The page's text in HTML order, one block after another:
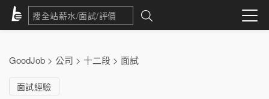
GoodJob > 公司 > 十二段 > 面試
面試經驗